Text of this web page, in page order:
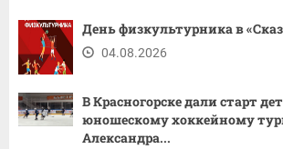
День физкультурника в
04.08.2026
В Красногорске дали старт
юношескому хоккейному
Александра...